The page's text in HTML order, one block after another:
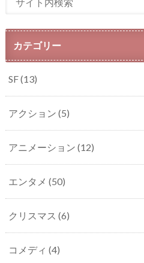
カテゴリー
SF(13)
アクション (5)
アニメーション (12)
エンタメ (50)
クリスマス (6)
コメディ (4)